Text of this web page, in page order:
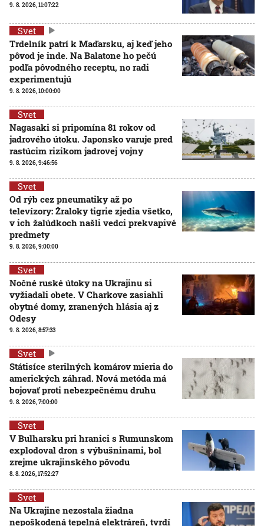
9. 8. 2026, 11:07:22
Svet
Trdelník patrí k Maďarsku, aj keď jeho
pôvod je inde. Na Balatone ho pečú
podľa pôvodného receptu, no radi
experimentujú
9. 8. 2026, 10:00:00
Svet
Nagasaki si pripomína 81 rokov od
jadrového útoku. Japonsko varuje pred
rastúcim rizikom jadrovej vojny
9. 8. 2026, 9:46:56
Svet
Od rýb cez pneumatiky až po
televízory: Žraloky tigrie zjedia všetko,
v ich žalúdkoch našli vedci prekvapivé
predmety
9. 8. 2026, 9:00:00
Svet
Nočné ruské útoky na Ukrajinu si
vyžiadali obete. V Charkove zasiahli
obytné domy, zranených hlásia aj z
Odesy
9. 8. 2026, 8:57:33
Svet
Státisíce sterilných komárov mieria do
amerických záhrad. Nová metóda má
bojovať proti nebezpečnému druhu
9. 8. 2026, 7:00:00
Svet
V Bulharsku pri hranici s Rumunskom
explodoval dron s výbušninami, bol
zrejme ukrajinského pôvodu
8. 8. 2026, 17:52:27
Svet
Na Ukrajine nezostala žiadna
nepoškodená tepelná elektráreň, tvrdí